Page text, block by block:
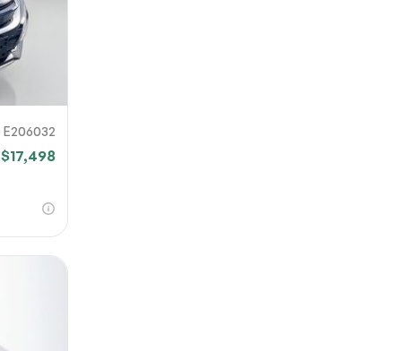
E206032
$17,498